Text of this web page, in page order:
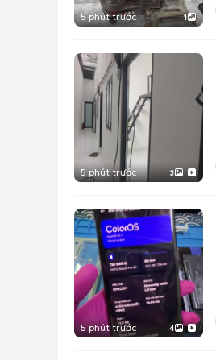
5 phút trước 1
5 phút trước 3
5 phút trước 4